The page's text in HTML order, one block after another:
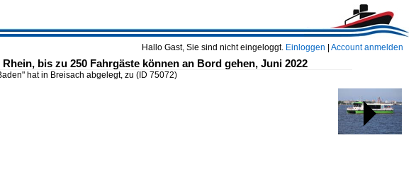
Hallo Gast, Sie sind nicht eingeloggt. Einloggen Account anmelden
bis zu 250 Fahrgäste können an Bord gehen, Juni 2022
hat in Breisach abgelegt, zu (ID 75072)